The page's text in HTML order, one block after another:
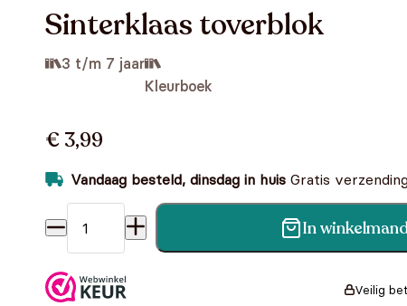
Sinterklaas toverblok
3 t/m 7 jaar
Kleurboek
€ 3,99
Vandaag besteld, dinsdag in huis Gratis
Sinterklaas toverblok aantal In
Veilig